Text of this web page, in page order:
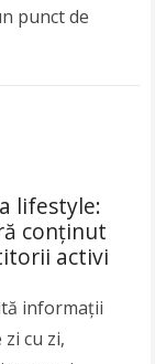
punct de
lifestyle:
conținut
activi
informații
cu zi,